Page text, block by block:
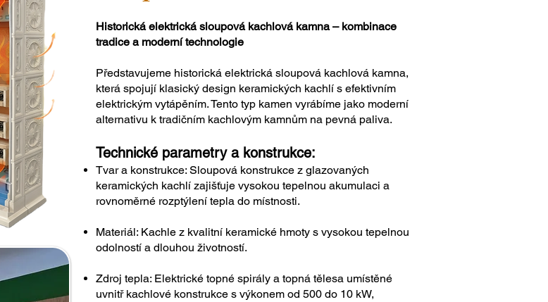
Historická elektrická sloupová kachlová kamna – kombinace
tradice a moderní technologie
Představujeme historická elektrická sloupová kachlová kamna,
která spojují klasický design keramických kachlí s efektivním
elektrickým vytápěním. Tento typ kamen vyrábíme jako moderní
alternativu k tradičním kachlovým kamnům na pevná paliva.
Technické parametry a konstrukce:
Tvar a konstrukce: Sloupová konstrukce z glazovaných
keramických kachlí zajišťuje vysokou tepelnou akumulaci a
rovnoměrné rozptýlení tepla do místnosti.
Materiál: Kachle z kvalitní keramické hmoty s vysokou tepelnou
odolností a dlouhou životností.
Zdroj tepla: Elektrické topné spirály a topná tělesa umístěné
uvnitř kachlové konstrukce s výkonem od 500 do 10 kW,